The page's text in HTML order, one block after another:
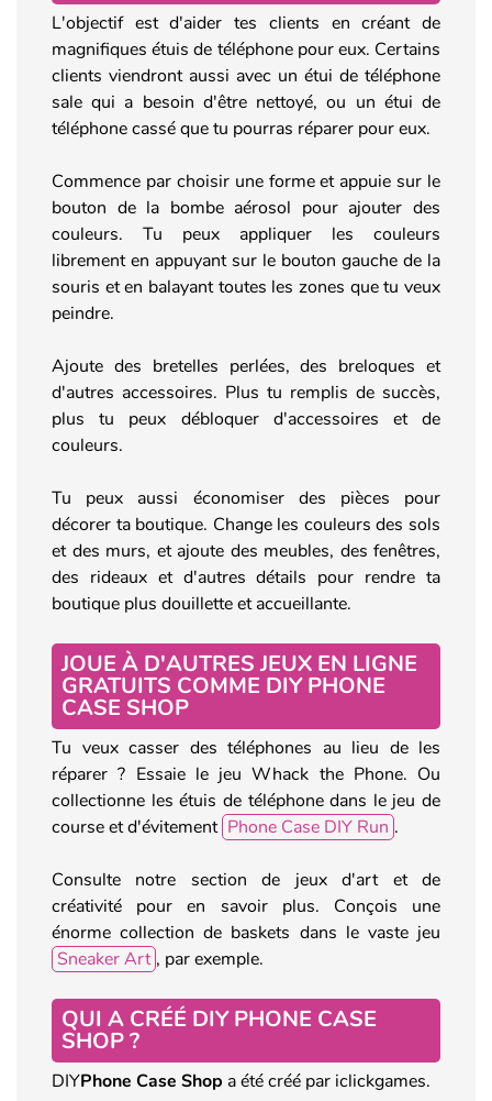
L'objectif est d'aider tes clients en créant de
magnifiques étuis de téléphone pour eux. Certains
clients viendront aussi avec un étui de téléphone
sale qui a besoin d'être nettoyé, ou un étui de
téléphone cassé que tu pourras réparer pour eux.
Commence par choisir une forme et appuie sur le
bouton de la bombe aérosol pour ajouter des
couleurs. Tu peux appliquer les couleurs
librement en appuyant sur le bouton gauche de la
souris et en balayant toutes les zones que tu veux
peindre.
Ajoute des bretelles perlées, des breloques et
d'autres accessoires. Plus tu remplis de succès,
plus tu peux débloquer d'accessoires et de
couleurs.
Tu peux aussi économiser des pièces pour
décorer ta boutique. Change les couleurs des sols
et des murs, et ajoute des meubles, des fenêtres,
des rideaux et d'autres détails pour rendre ta
boutique plus douillette et accueillante.
JOUE À D'AUTRES JEUX EN LIGNE
GRATUITS COMME DIY PHONE
CASE SHOP
Tu veux casser des téléphones au lieu de les
réparer ? Essaie le jeu Whack the Phone. Ou
collectionne les étuis de téléphone dans le jeu de
course et d'évitement Phone Case DIY Run .
Consulte notre section de jeux d'art et de
créativité pour en savoir plus. Conçois une
énorme collection de baskets dans le vaste jeu
Sneaker Art , par exemple.
QUI A CRÉÉ DIY PHONE CASE
SHOP ?
DIYPhone Case Shop a été créé par iclickgames.